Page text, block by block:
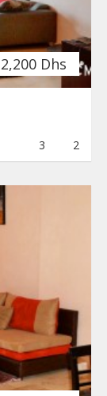
2,200 Dhs
2
3